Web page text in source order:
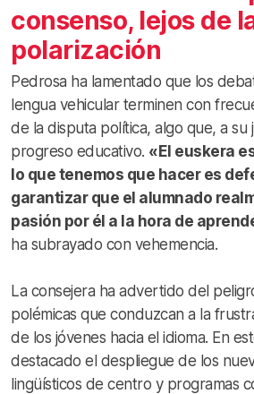
consenso, lejos de
polarización
Pedrosa ha lamentado que los
lengua vehicular terminen con
de la disputa política, algo que, a su
progreso educativo. «El euskera
lo que tenemos que hacer es
garantizar que el alumnado
pasión por él a la hora de
ha subrayado con vehemencia.
La consejera ha advertido del
polémicas que conduzcan a la
de los jóvenes hacia el idioma. En
destacado el despliegue de los
lingüísticos de centro y programas